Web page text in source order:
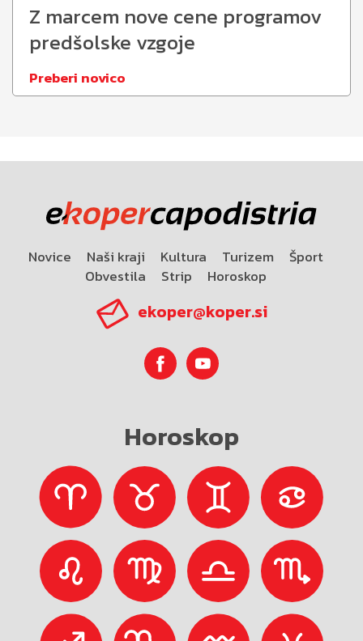
Z marcem nove cene programov
predšolske vzgoje
Preberi novico
Novice Naši kraji Kultura Turizem
Šport
Obvestila
Strip Horoskop
ekoper@koper.si
Horoskop